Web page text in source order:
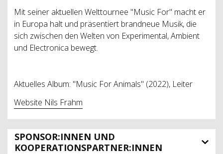
Mit seiner aktuellen Welttournee "Music For" macht er
in Europa halt und präsentiert brandneue Musik, die
sich zwischen den Welten von Experimental, Ambient
und Electronica bewegt.
Aktuelles Album: "Music For Animals" (2022), Leiter
Website Nils Frahm
SPONSOR:INNEN UND
KOOPERATIONSPARTNER:INNEN